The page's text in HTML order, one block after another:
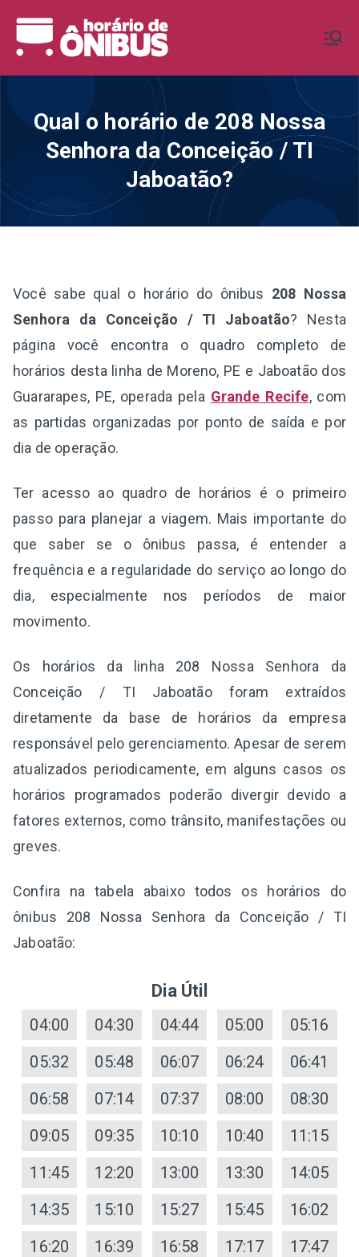
para
Ônibus BR
Horários de Ônibus de todo o
Qual o horário de 208 Nossa
Senhora da Conceição / TI
Jaboatão?
Você sabe qual o horário do ônibus 208 Nossa
Senhora da Conceição / TI Jaboatão? Nesta
página você encontra o quadro completo de
horários desta linha de Moreno, PE e Jaboatão dos
Guararapes, PE, operada pela Grande Recife, com
as partidas organizadas por ponto de saída e por
dia de operação.
Ter acesso ao quadro de horários é o primeiro
passo para planejar a viagem. Mais importante do
que saber se o ônibus passa, é entender a
frequência e a regularidade do serviço ao longo do
dia, especialmente nos períodos de maior
movimento.
Os horários da linha 208 Nossa Senhora da
Conceição / TI Jaboatão foram extraídos
diretamente da base de horários da empresa
responsável pelo gerenciamento. Apesar de serem
atualizados periodicamente, em alguns casos os
horários programados poderão divergir devido a
fatores externos, como trânsito, manifestações ou
greves.
Confira na tabela abaixo todos os horários do
ônibus 208 Nossa Senhora da Conceição / TI
Jaboatão:
Dia Útil
04:00 04:30 04:44 05:00
05:16
05:32
05:48 06:07 06:24
06:41
06:58
07:14 07:37 08:00
08:30
09:05
09:35 10:10 10:40
11:15
11:45
12:20 13:00 13:30
14:05
14:35
15:10 15:27 15:45
16:02
16:20
16:39 16:58 17:17
17:47